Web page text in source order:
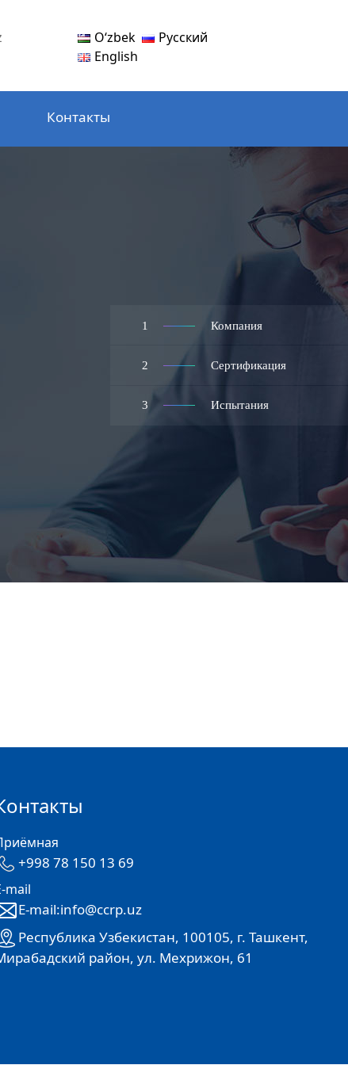
Oʻzbek
Русский
English
Контакты
1 Компания
2 Сертификация
3 Испытания
+998 78 150 13 69
mail
E-mail:info@ccrp.uz
Республика Узбекистан, 100105, г. Ташкент,
район, ул. Мехрижон, 61